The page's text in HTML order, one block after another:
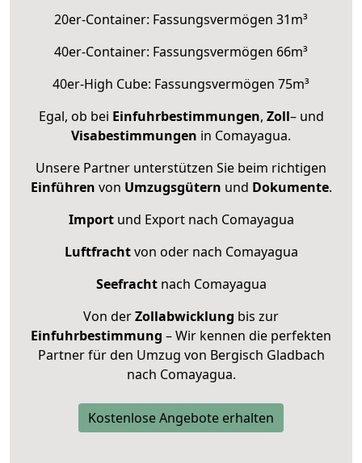
20er-Container: Fassungsvermögen 31m³
40er-Container: Fassungsvermögen 66m³
40er-High Cube: Fassungsvermögen 75m³
Egal, ob bei Einfuhrbestimmungen, Zoll– und
Visabestimmungen in Comayagua.
Unsere Partner unterstützen Sie beim richtigen
Einführen von Umzugsgütern und Dokumente.
Importund Export nach Comayagua
Luftfrachtvon oder nach Comayagua
Seefrachtnach Comayagua
Von derZollabwicklung bis zur
Einfuhrbestimmung – Wir kennen die perfekten
Partner für den Umzug von Bergisch Gladbach
nach Comayagua.
Kostenlose Angebote erhalten